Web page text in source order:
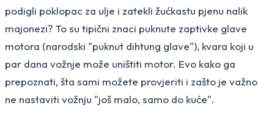
podigli poklopac za ulje i zatekli žućkastu pjenu nalik
majonezi? To su tipični znaci puknute zaptivke glave
motora (narodski "puknut dihtung glave"), kvara koji u
par dana vožnje može uništiti motor. Evo kako ga
prepoznati, šta sami možete provjeriti i zašto je važno
ne nastaviti vožnju "još malo, samo do kuće".